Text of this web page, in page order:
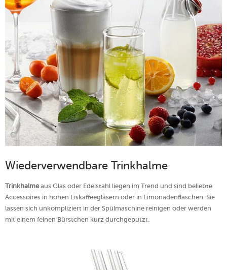
Wiederverwendbare Trinkhalme
Trinkhalmeaus Glas oder Edelstahl liegen im Trend und sind beliebte
Accessoires in hohen Eiskaffeegläsern oder in Limonadenflaschen. Sie
lassen sich unkompliziert in der Spülmaschine reinigen oder werden
mit einem feinen Bürstchen kurz durchgeputzt.